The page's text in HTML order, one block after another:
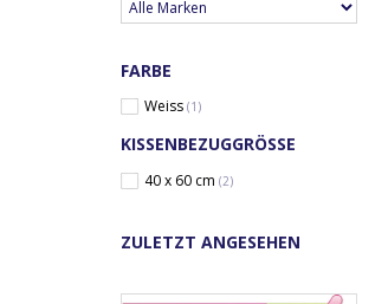
FARBE
Weiss (1)
KISSENBEZUGGRÖSSE
40 x 60 cm (2)
ZULETZT ANGESEHEN